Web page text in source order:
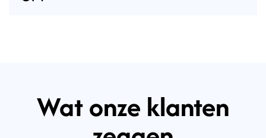
Wat onze klanten